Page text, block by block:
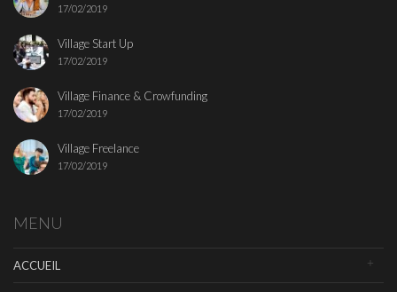
17/02/2019
Village Start Up
17/02/2019
Village Finance & Crowfunding
17/02/2019
Village Freelance
17/02/2019
MENU
ACCUEIL